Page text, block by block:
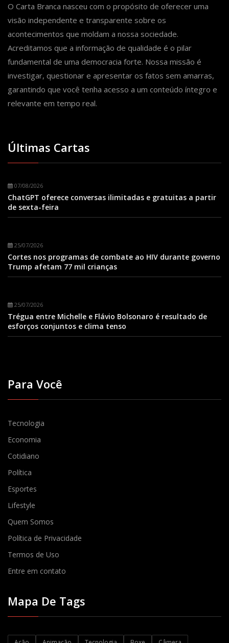
O Carta Branca nasceu com o propósito de oferecer uma
visão independente e transparente sobre os
acontecimentos que moldam a nossa sociedade.
Acreditamos que a informação de qualidade é o pilar
fundamental de uma democracia forte. Nossa missão é
investigar, questionar e apresentar os fatos sem amarras,
garantindo que você tenha acesso a um conteúdo íntegro e
relevante em tempo real.
Últimas Cartas
07/08/2026
ChatGPT oferece conversas ilimitadas e gratuitas a partir
de sexta-feira
25/07/2026
Cortes nos programas de combate ao HIV durante governo
Trump afetam 77 mil crianças
25/07/2026
Trégua entre Michelle e Flávio Bolsonaro é resultado de
esforços conjuntos e clima tenso
Para Você
Tecnologia
Economia
Cotidiano
Política
Esportes
Lifestyle
Quem Somos
Política de Privacidade
Termos de Uso
Entre em contato
Mapa De Tags